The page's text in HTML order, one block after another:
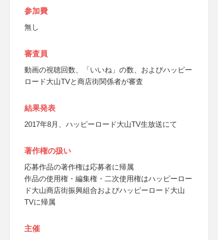
参加費
無し
審査員
動画の視聴回数、「いいね」の数、およびハッピー
ロード大山TVと商店街関係者が審査
結果発表
2017年8月、ハッピーロード大山TV生放送にて
著作権の扱い
応募作品の著作権は応募者に帰属
作品の使用権・編集権・二次使用権はハッピーロー
ド大山商店街振興組合およびハッピーロード大山
TVに帰属
主催